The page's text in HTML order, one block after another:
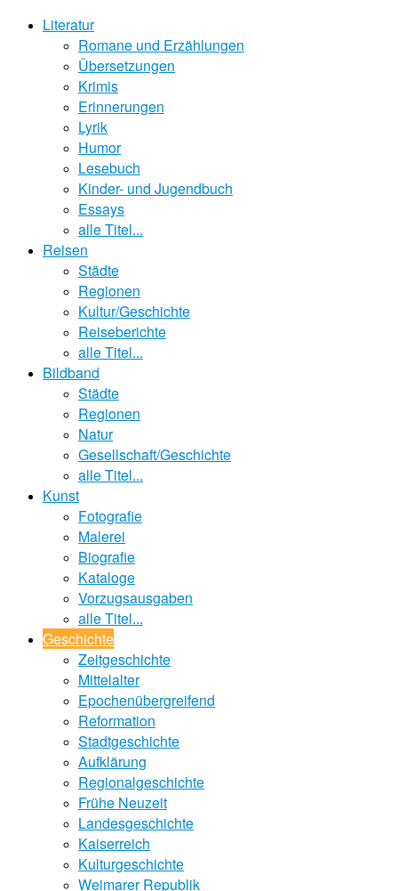
Literatur
Romane und Erzählungen
Übersetzungen
Krimis
Erinnerungen
Lyrik
Humor
Lesebuch
Kinder- und Jugendbuch
Essays
alle Titel...
Reisen
Städte
Regionen
Kultur/Geschichte
Reiseberichte
alle Titel...
Bildband
Städte
Regionen
Natur
Gesellschaft/Geschichte
alle Titel...
Kunst
Fotografie
Malerei
Biografie
Kataloge
Vorzugsausgaben
alle Titel...
Geschichte
Zeitgeschichte
Mittelalter
Epochenübergreifend
Reformation
Stadtgeschichte
Aufklärung
Regionalgeschichte
Frühe Neuzeit
Landesgeschichte
Kaiserreich
Kulturgeschichte
Weimarer Republik